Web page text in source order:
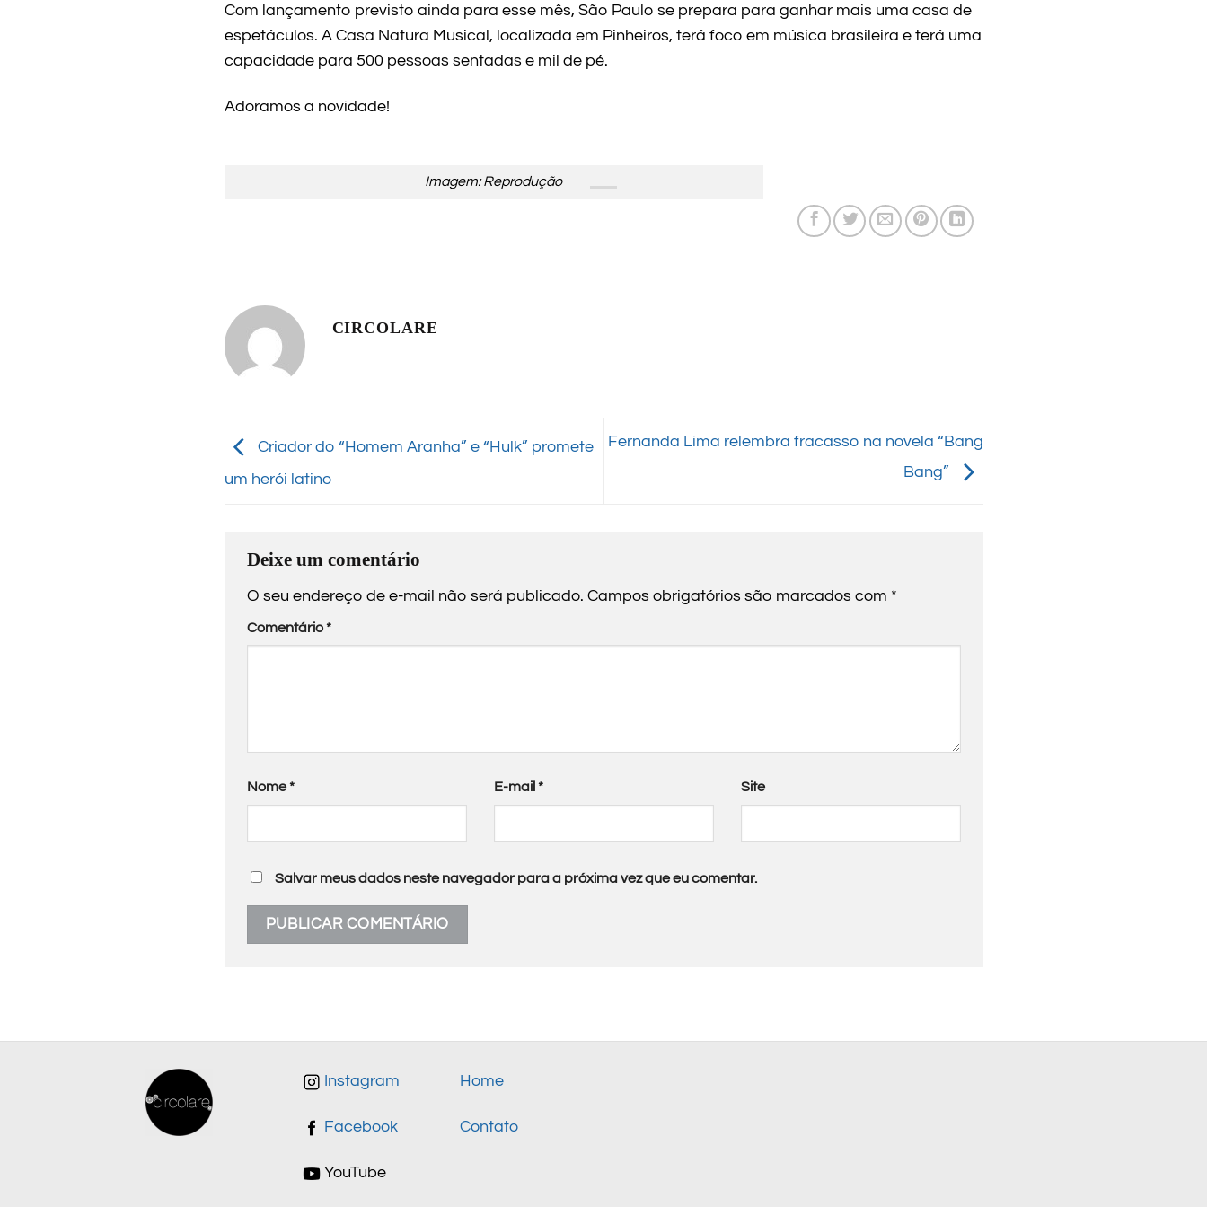
Com lançamento previsto ainda para esse mês, São Paulo se prepara para ganhar mais uma casa de
espetáculos. A Casa Natura Musical, localizada em Pinheiros, terá foco em música brasileira e terá uma
capacidade para 500 pessoas sentadas e mil de pé.
Adoramos a novidade!
Imagem: Reprodução
CIRCOLARE
Criador do “Homem Aranha” e “Hulk” promete
um herói latino
Fernanda Lima relembra fracasso na novela “Bang
Bang”
Deixe um comentário
O seu endereço de e-mail não será publicado. Campos obrigatórios são marcados com *
Comentário*
Nome* E-mail * Site
Salvar meus dados neste navegador para a próxima vez que eu comentar.
Instagram
Facebook
YouTube
Home
Contato